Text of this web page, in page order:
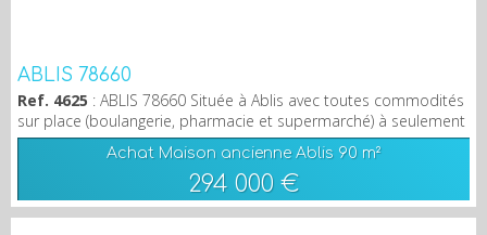
ABLIS 78660
Ref. 4625 : ABLIS 78660 Située à Ablis avec toutes commodités
sur place (boulangerie, pharmacie et supermarché) à seulement
15 minutes de Rambouillet et à 10 minutes des axes routiers
(A10/A11), Découvrez cette maison récente comprenant au rez-
de-chaussée un séjour, une cuisine ouverte aménagée et
équipée, un W.C indépendant et un garage. A l'étage, un pallier
donne accès à 3 chambres dont une avec...
Achat Maison ancienne Ablis 90 m²
294 000 €